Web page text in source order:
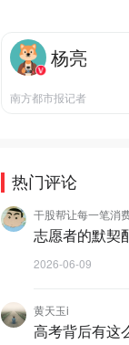
杨亮
南方都市报记者
热门评论
干股帮让每一笔消
志愿者的默契
2026-06-09
黄天玉i
高考背后有这